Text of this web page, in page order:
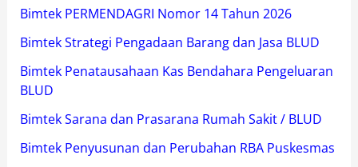
Bimtek PERMENDAGRI Nomor 14 Tahun 2026
Bimtek Strategi Pengadaan Barang dan Jasa BLUD
Bimtek Penatausahaan Kas Bendahara Pengeluaran
BLUD
Bimtek Sarana dan Prasarana Rumah Sakit / BLUD
Bimtek Penyusunan dan Perubahan RBA Puskesmas